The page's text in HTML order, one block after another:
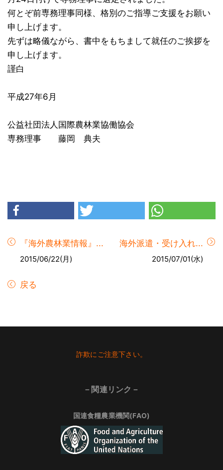
何とぞ前専務理事同様、格別のご指導ご支援をお願い
申し上げます。
先ずは略儀ながら、書中をもちまして就任のご挨拶を
申し上げます。
謹白
平成27年6月
公益社団法人国際農林業協働協会
専務理事 藤岡 典夫
『海外農林業情報』...
2015/06/22(月)
海外派遣・受け入れ...
2015/07/01(水)
戻る
詐欺にご注意下さい。
－関連リンク－
国連食糧農業機関(FAO)